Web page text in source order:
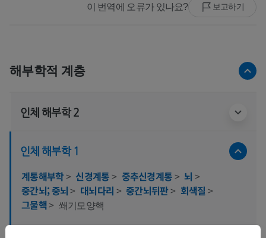
이 번역에 오류가 있나요? 보고하기
해부학적 계층
인체 해부학 2
인체 해부학 1
계통해부학> 신경계통> 중추신경계통> 뇌 >
중간뇌; 중뇌> 대뇌다리 > 중간뇌뒤판> 회색질 >
그물핵> 쐐기모양핵